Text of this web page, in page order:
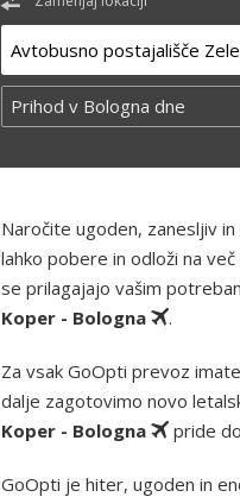
Naročite ugoden, zanesljiv
lahko pobere in odloži na
se prilagajajo vašim
Koper - Bologna
.
Za vsak GoOpti prevoz
dalje zagotovimo novo
Koper - Bologna
pride
GoOpti je hiter, ugoden in